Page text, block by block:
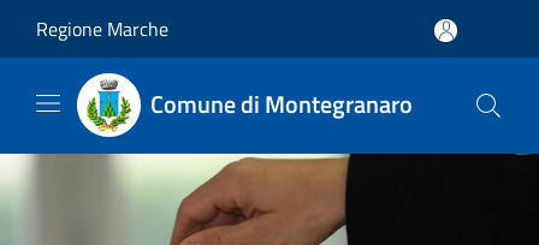
Regione Marche
Comune di Montegranaro